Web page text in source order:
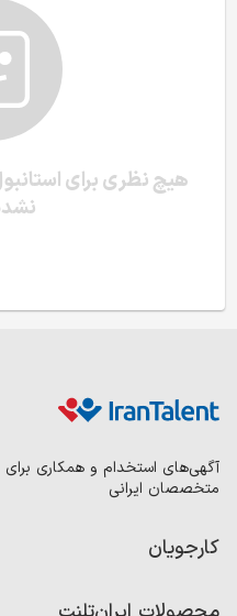
هیچ نظری برای
آگهی‌های استخدام و همکاری برای
متخصصان ایرانی
کارجویان